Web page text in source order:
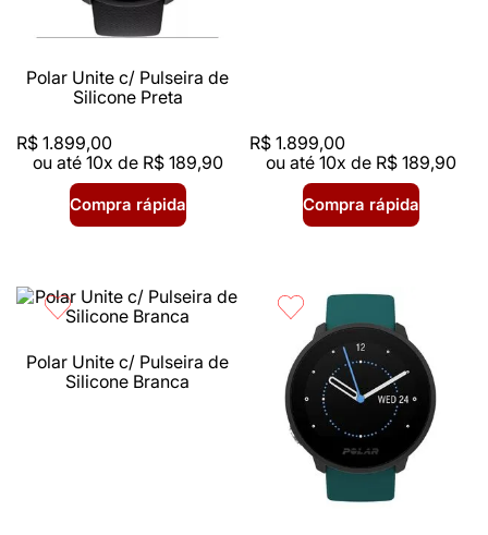
Polar Unite c/ Pulseira de
Silicone Preta
R$ 1.899,00
ou até 10x de R$ 189,90
Compra rápida
R$ 1.899,00
ou até 10x de R$ 189,90
Compra rápida
Polar Unite c/ Pulseira de
Silicone Branca